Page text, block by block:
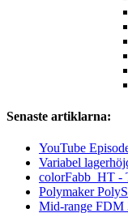
Senaste artiklarna:
YouTube
Variabel
colorFabb_HT -
Polymaker
Mid-range FDM